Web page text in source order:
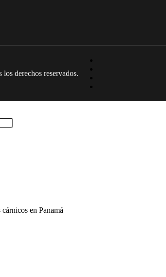
los derechos reservados.
en Panamá